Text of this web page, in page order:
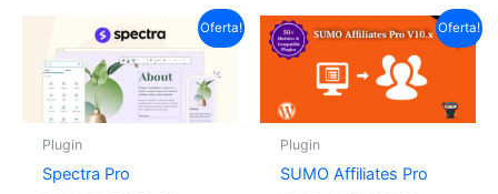
Oferta!
Plugin
Spectra Pro
preço
original
era:
R$ 82,80.
preço
atual
R$ 41,40.
Oferta!
Plugin
SUMO Affiliates Pro
O
preço
original
era:
R$ 88,20.
preço
atual
é:
R$ 44,10.